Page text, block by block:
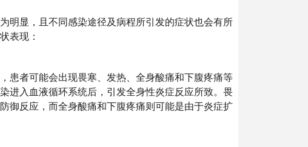
明显，且不同感染途径及病程所引发的症状也会有所
表现：
患者可能会出现畏寒、发热、全身酸痛和下腹疼痛等
进入血液循环系统后，引发全身性炎症反应所致。畏
御反应，而全身酸痛和下腹疼痛则可能是由于炎症扩